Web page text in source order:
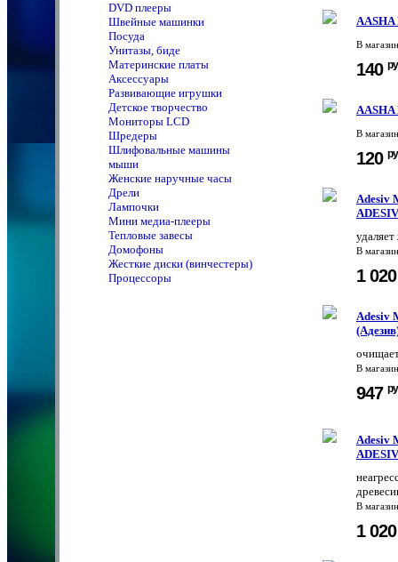
DVD плееры
Швейные машинки
Посуда
Унитазы, биде
Материнские платы
Аксессуары
Развивающие игрушки
Детское творчество
Мониторы LCD
Шредеры
Шлифовальные машины
мыши
Женские наручные часы
Дрели
Лампочки
Мини медиа-плееры
Тепловые завесы
Домофоны
Жесткие диски (винчестеры)
Процессоры
AASHA
В
140
AASHA
В
120
Adesiv
В
1
Adesiv
В
947
Adesiv
В
1